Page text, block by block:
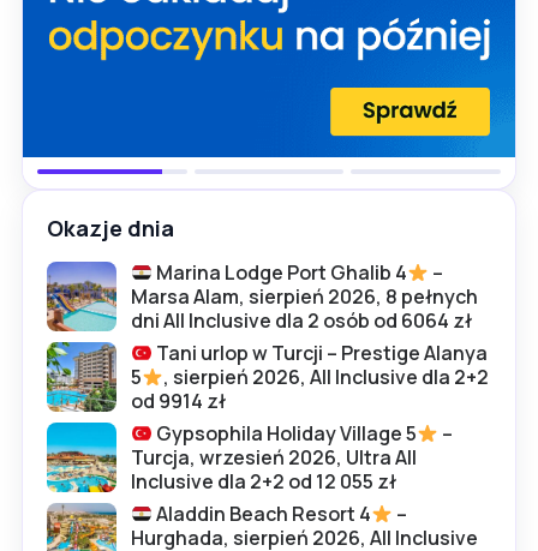
Okazje dnia
Marina Lodge Port Ghalib 4
–
Marsa Alam, sierpień 2026, 8 pełnych
dni All Inclusive dla 2 osób od 6064 zł
Tani urlop w Turcji – Prestige Alanya
5
, sierpień 2026, All Inclusive dla 2+2
od 9914 zł
Gypsophila Holiday Village 5
–
Turcja, wrzesień 2026, Ultra All
Inclusive dla 2+2 od 12 055 zł
Aladdin Beach Resort 4
–
Hurghada, sierpień 2026, All Inclusive